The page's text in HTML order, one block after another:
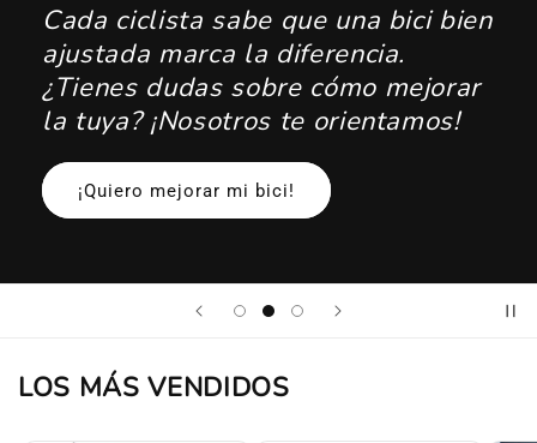
Cada ciclista sabe que una bici bien
ajustada marca la diferencia.
¿Tienes dudas sobre cómo mejorar
la tuya? ¡Nosotros te orientamos!
¡Quiero mejorar mi bici!
LOS MÁS VENDIDOS